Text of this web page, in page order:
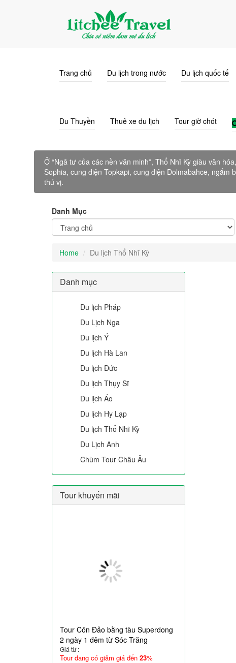
0915.338.689
Trang chủ Du lịch trong nước Du lịch quốc tế
Du Thuyền Thuê xe du lịch Tour giờ chót
Ở “Ngã tư của các nền văn minh”, Thổ Nhĩ Kỳ giàu văn
Sophia, cung điện Topkapi, cung điện Dolmabahce,
thú vị.
Danh Mục
Home Du lịch Thổ Nhĩ Kỳ
Danh mục
Du lịch Pháp
Du Lịch Nga
Du lịch Ý
Du lịch Hà Lan
Du lịch Đức
Du lịch Thụy Sĩ
Du lịch Áo
Du lịch Hy Lạp
Du lịch Thổ Nhĩ Kỳ
Du Lịch Anh
Chùm Tour Châu Âu
Tour khuyến mãi
Tour Côn Đảo bằng tàu Superdong
2 ngày 1 đêm từ Sóc Trăng
Giá từ :
Tour đang có giảm giá đến 23%